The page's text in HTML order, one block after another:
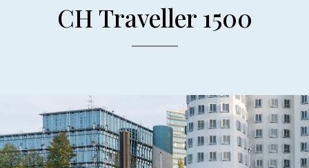
CH Traveller 1500